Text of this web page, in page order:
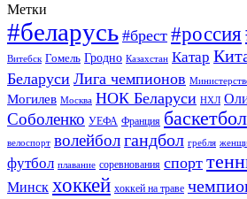
Метки
#беларусь #брест #россия
Витебск Гомель Гродно Казахстан Катар
Беларуси Лига чемпионов
Могилев Москва НОК Беларуси НХЛ
Соболенко УЕФА Франция баскетбол
велоспорт волейболгандбол гребля
футбол плавание соревнования спорт
Минск хоккей хоккей на траве